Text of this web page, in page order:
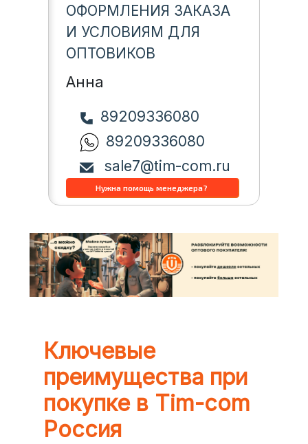
ОФОРМЛЕНИЯ ЗАКАЗА
И УСЛОВИЯМ ДЛЯ
ОПТОВИКОВ
Анна
89209336080
89209336080
sale7@tim-com.ru
Ключевые
преимущества при
покупке в Tim-com
Россия